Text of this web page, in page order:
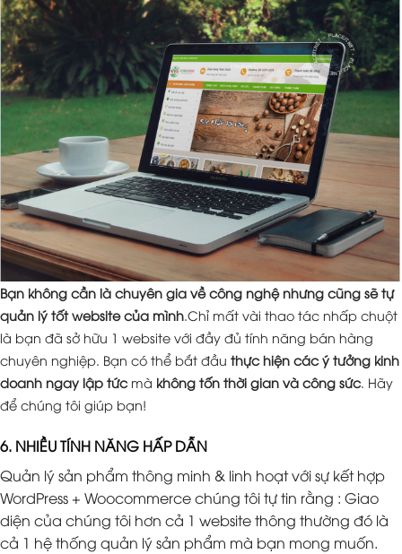
Bạn không cần là chuyên gia về công nghệ nhưng cũng sẽ tự
quản lý tốt website của mình.Chỉ mất vài thao tác nhấp chuột
là bạn đã sở hữu 1 website với đầy đủ tính năng bán hàng
chuyên nghiệp. Bạn có thể bắt đầu thực hiện các ý tưởng kinh
doanh ngay lập tứcmà không tốn thời gian và công sức. Hãy
để chúng tôi giúp bạn!
6. NHIỀU TÍNH NĂNG HẤP DẪN
Quản lý sản phẩm thông minh & linh hoạt với sự kết hợp
WordPress + Woocommerce chúng tôi tự tin rằng : Giao
diện của chúng tôi hơn cả 1 website thông thường đó là
cả 1 hệ thống quản lý sản phẩm mà bạn mong muốn.